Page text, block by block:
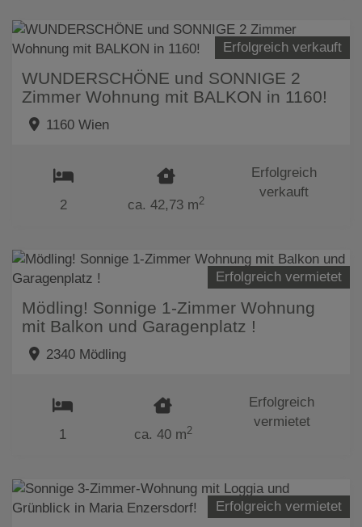
Erfolgreich verkauft
WUNDERSCHÖNE und SONNIGE 2
Zimmer Wohnung mit BALKON in 1160!
1160 Wien
2 ca. 42,73 m2
Erfolgreich
verkauft
Erfolgreich vermietet
Mödling! Sonnige 1-Zimmer Wohnung
mit Balkon und Garagenplatz !
2340 Mödling
1 ca. 40 m2
Erfolgreich
vermietet
Erfolgreich vermietet